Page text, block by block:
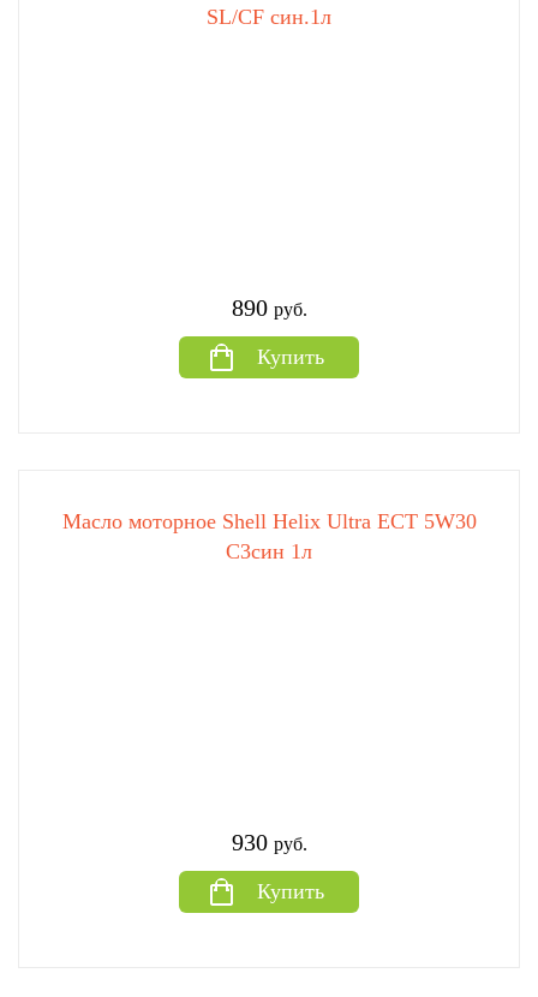
SL/CF син.1л
890 руб.
Купить
Масло моторное Shell Helix Ultra ECT 5W30
C3син 1л
930 руб.
Купить